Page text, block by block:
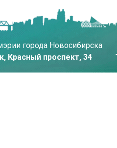
города Новосибирска
Красный проспект, 34